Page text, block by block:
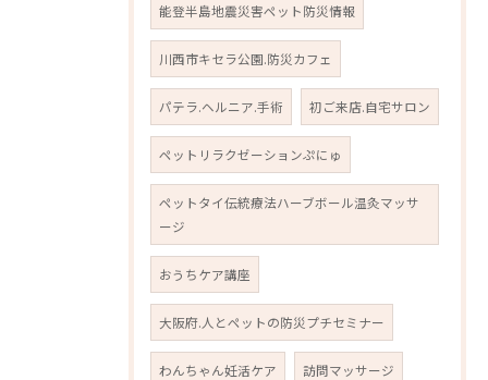
能登半島地震災害ペット防災情報
川西市キセラ公園.防災カフェ
パテラ.ヘルニア.手術 初ご来店.自宅サロン
ペットリラクゼーションぷにゅ
ペットタイ伝統療法ハーブボール温灸マッサ
ージ
おうちケア講座
大阪府.人とペットの防災プチセミナー
わんちゃん妊活ケア 訪問マッサージ